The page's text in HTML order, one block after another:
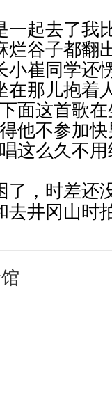
一起去了我
烂谷子都翻
小崔同学还
在那儿抱着
面这首歌
他不参加
这么久不
了，时差还
去井冈山时